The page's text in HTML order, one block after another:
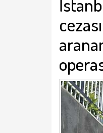
cezası